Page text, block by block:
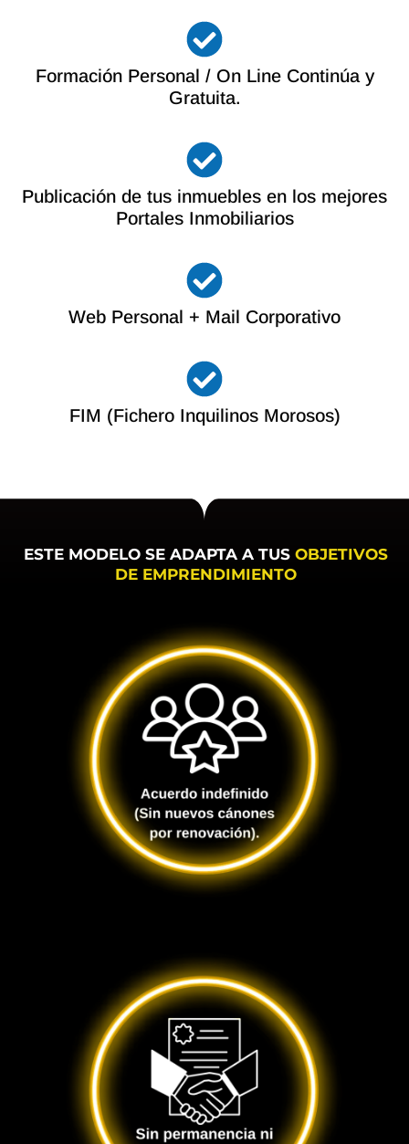
Formación Personal / On Line Continúa y
Gratuita.
Publicación de tus inmuebles en los mejores
Portales Inmobiliarios
Web Personal + Mail Corporativo
FIM (Fichero Inquilinos Morosos)
ESTE MODELO SE ADAPTA A TUS OBJETIVOS
DE EMPRENDIMIENTO